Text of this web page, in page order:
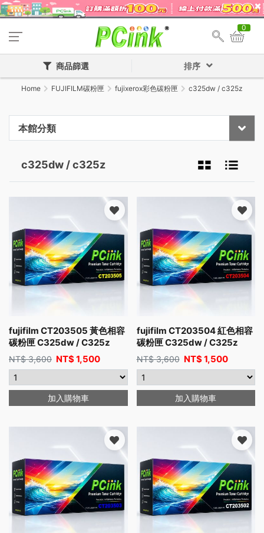
0
商品篩選 排序
Home FUJIFILM碳粉匣 fujixerox彩色碳粉匣 c325dw / c325z
本館分類
c325dw / c325z
fujifilm CT203505 黃色相容
碳粉匣 C325dw / C325z
NT$3,600 NT$1,500
加入購物車
fujifilm CT203504 紅色相容
碳粉匣 C325dw / C325z
NT$3,600 NT$1,500
加入購物車